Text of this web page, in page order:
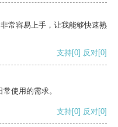
常容易上手，让我能够快速熟
支持[0] 反对[0]
使用的需求。
支持[0] 反对[0]